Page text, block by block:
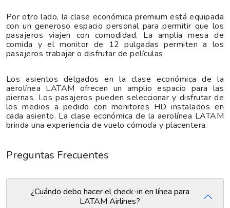
Por otro lado, la clase económica premium está equipada
con un generoso espacio personal para permitir que los
pasajeros viajen con comodidad. La amplia mesa de
comida y el monitor de 12 pulgadas permiten a los
pasajeros trabajar o disfrutar de películas.
Los asientos delgados en la clase económica de la
aerolínea LATAM ofrecen un amplio espacio para las
piernas. Los pasajeros pueden seleccionar y disfrutar de
los medios a pedido con monitores HD instalados en
cada asiento. La clase económica de la aerolínea LATAM
brinda una experiencia de vuelo cómoda y placentera.
Preguntas Frecuentes
¿Cuándo debo hacer el check-in en línea para
LATAM Airlines?